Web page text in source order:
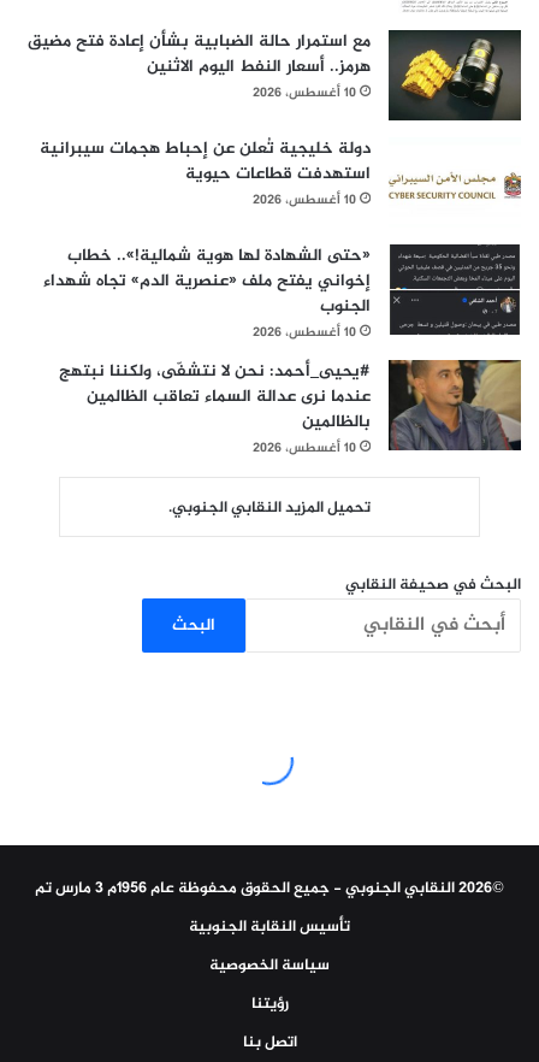
مع استمرار حالة الضبابية بشأن إعادة فتح مضيق
هرمز.. أسعار النفط اليوم الاثنين
10 أغسطس، 2026
دولة خليجية تُعلن عن إحباط هجمات سيبرانية
استهدفت قطاعات حيوية
10 أغسطس، 2026
«حتى الشهادة لها هوية شمالية!».. خطاب
إخواني يفتح ملف «عنصرية الدم» تجاه شهداء
الجنوب
10 أغسطس، 2026
#يحيى_أحمد: نحن لا نتشفّى، ولكننا نبتهج
عندما نرى عدالة السماء تعاقب الظالمين
بالظالمين
10 أغسطس، 2026
تحميل المزيد النقابي الجنوبي.
البحث في صحيفة النقابي
البحث
©2026 النقابي الجنوبي - جميع الحقوق محفوظة عام 1956م 3 مارس تم
تأسيس النقابة الجنوبية
سياسة الخصوصية
رؤيتنا
اتصل بنا